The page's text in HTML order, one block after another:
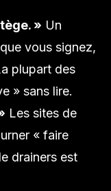
» Un
vous signez,
plupart des
» sans lire.
Les sites de
« faire
drainers est